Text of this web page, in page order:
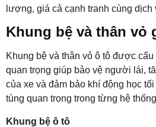
lượng, giá cả cạnh tranh cùng dịch
Khung bệ và thân vỏ
Khung bệ và thân vỏ ô tô được
quan trọng giúp bảo vệ người lái,
của xe và đảm bảo khí động học
tùng quan trọng trong từng hệ
Khung bệ ô tô